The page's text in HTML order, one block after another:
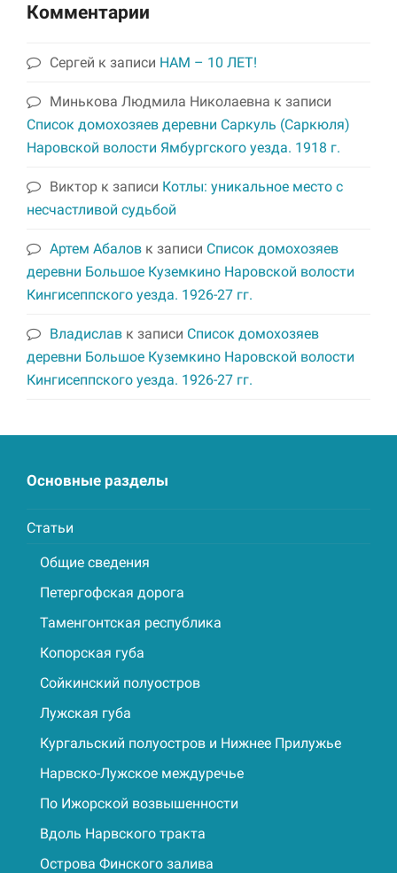
Комментарии
Сергей к записи НАМ – 10 ЛЕТ!
Минькова Людмила Николаевна к записи
Список домохозяев деревни Саркуль (Саркюля)
Наровской волости Ямбургского уезда. 1918 г.
Виктор к записи Котлы: уникальное место с
несчастливой судьбой
Артем Абалов к записи Список домохозяев
деревни Большое Куземкино Наровской волости
Кингисеппского уезда. 1926-27 гг.
Владислав к записи Список домохозяев
деревни Большое Куземкино Наровской волости
Кингисеппского уезда. 1926-27 гг.
Основные разделы
Статьи
Общие сведения
Петергофская дорога
Таменгонтская республика
Копорская губа
Сойкинский полуостров
Лужская губа
Кургальский полуостров и Нижнее Прилужье
Нарвско-Лужское междуречье
По Ижорской возвышенности
Вдоль Нарвского тракта
Острова Финского залива